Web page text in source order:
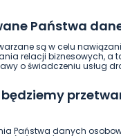
Państwa
są w celu
relacji biznesowych, a
o świadczeniu usług
Państwa danych